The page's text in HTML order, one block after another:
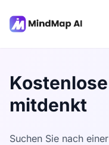
mitdenkt
Suchen Sie nach